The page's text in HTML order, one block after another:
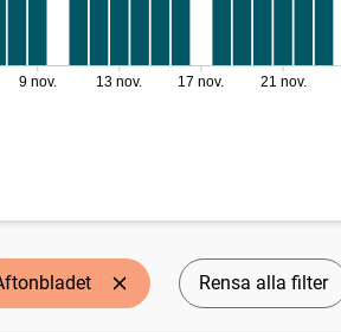
9 nov. 13 nov. 17 nov. 21 nov.
Rensa alla filter